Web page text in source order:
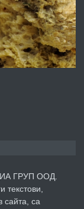
преди 3 дни
преди 4 дни
ГРУП ООД.
текстови,
сайта, са